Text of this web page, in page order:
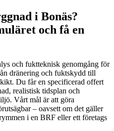
i Bonäs?
och få en
och fuktteknisk genomgång för
dränering och fuktskydd till
Du får en specificerad offert
realistisk tidsplan och
Vårt mål är att göra
– oavsett om det gäller
i en BRF eller ett företags